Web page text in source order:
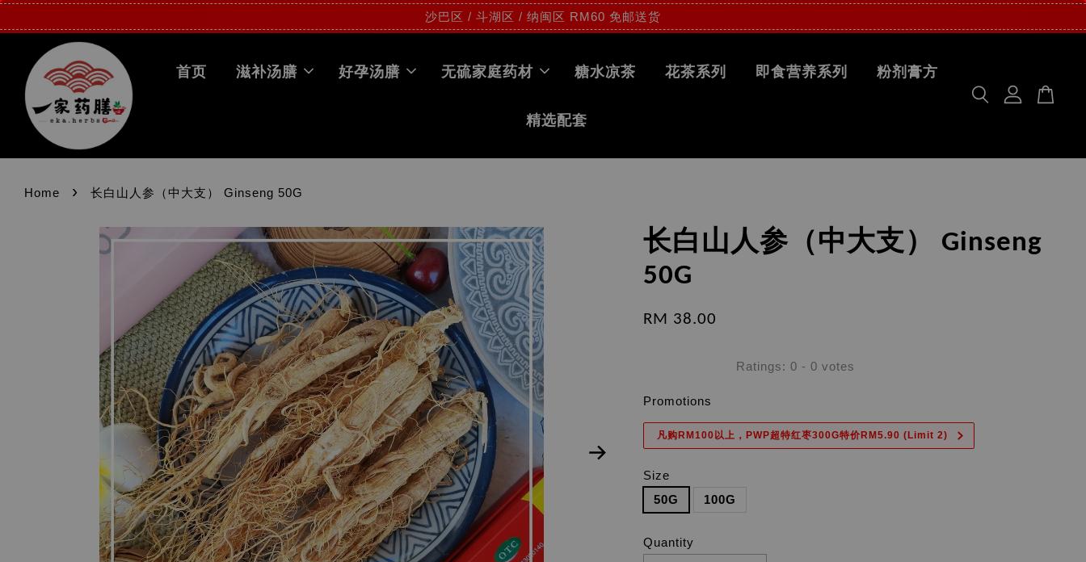
沙巴区 / 斗湖区 / 纳闽区 RM60 免邮送货
首页 滋补汤膳 好孕汤膳 无硫家庭药材 糖水凉茶 花茶系列 即食营养系列 粉剂膏方
精选配套
Home › 长白山人参（中大支） Ginseng 50G
长白山人参（中大支） Ginseng
50G
RM 38.00
Ratings:0 -0 votes
Promotions
凡购RM100以上，PWP超特红枣300G特价RM5.90 (Limit 2)
Size
50G
100G
Quantity